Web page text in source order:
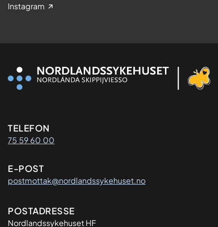
Instagram
Kontaktinformasjon
TELEFON
75 59 60 00
E-POST
postmottak@nordlandssykehuset.no
Adresse
POSTADRESSE
Nordlandssykehuset HF